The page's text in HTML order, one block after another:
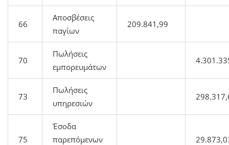
66
Αποσβέσεις
παγίων
209.841,99
70
Πωλήσεις
εμπορευμάτων
73
Πωλήσεις
υπηρεσιών
75
Έσοδα
παρεπόμενων